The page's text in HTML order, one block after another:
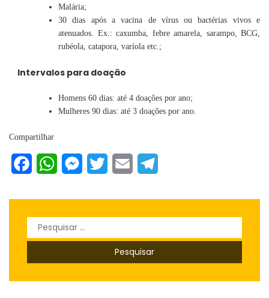
Malária;
30 dias após a vacina de vírus ou bactérias vivos e
atenuados. Ex.: caxumba, febre amarela, sarampo, BCG,
rubéola, catapora, varíola etc.;
Intervalos para doação
Homens 60 dias: até 4 doações por ano;
Mulheres 90 dias: até 3 doações por ano.
Compartilhar
FacebookWhatsAppMessenger
Twitter Email
Pesquisar
por: